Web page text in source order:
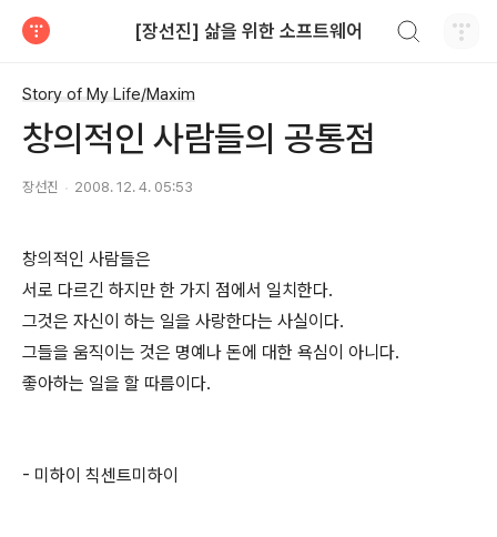
[장선진] 삶을 위한 소프트웨어
Story of My Life/Maxim
창의적인 사람들의 공통점
장선진 2008. 12. 4. 05:53
창의적인 사람들은
서로 다르긴 하지만 한 가지 점에서 일치한다.
그것은 자신이 하는 일을 사랑한다는 사실이다.
그들을 움직이는 것은 명예나 돈에 대한 욕심이 아니다.
좋아하는 일을 할 따름이다.
- 미하이 칙센트미하이